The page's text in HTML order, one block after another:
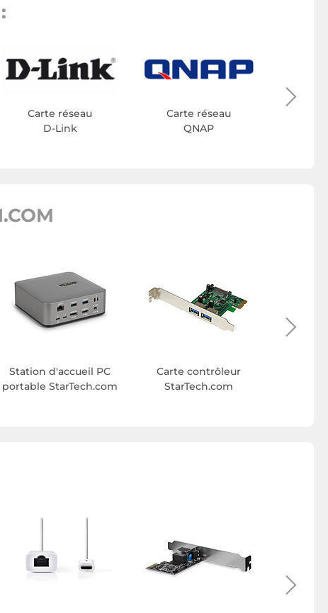
Carte réseau
D-Link
Carte réseau
QNAP
Station d'accueil PC
portable StarTech.com
Carte contrôleur
StarTech.com